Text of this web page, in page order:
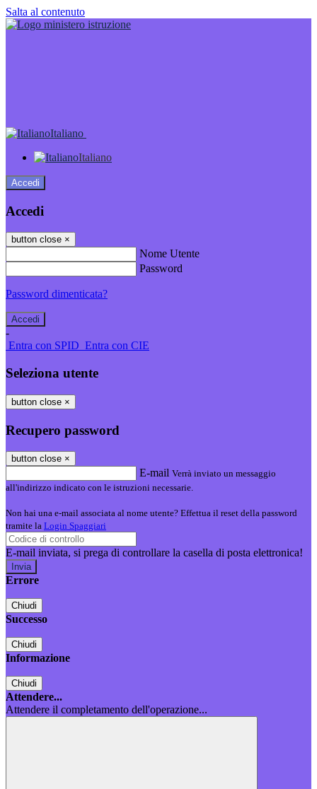
Salta al contenuto
Italiano
Italiano
Accedi
Accedi
button close ×
Nome Utente
Password
Password dimenticata?
-
Entra con SPID Entra con CIE
Seleziona utente
button close ×
Recupero password
button close ×
E-mail Verrà inviato un messaggio
all'indirizzo indicato con le istruzioni necessarie.
Non hai una e-mail associata al nome utente? Effettua il reset della password
tramite la Login Spaggiari
E-mail inviata, si prega di controllare la casella di posta elettronica!
Errore
Chiudi
Successo
Chiudi
Informazione
Chiudi
Attendere...
Attendere il completamento dell'operazione...